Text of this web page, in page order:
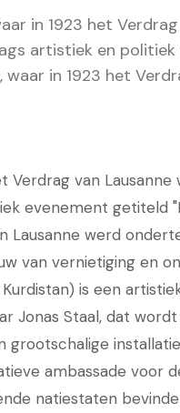
in 1923 het
artistiek en
in 1923 het
Verdrag van
evenement getiteld
Lausanne werd
van vernietiging en
is een
Jonas Staal, dat
grootschalige
ambassade voor
natiestaten